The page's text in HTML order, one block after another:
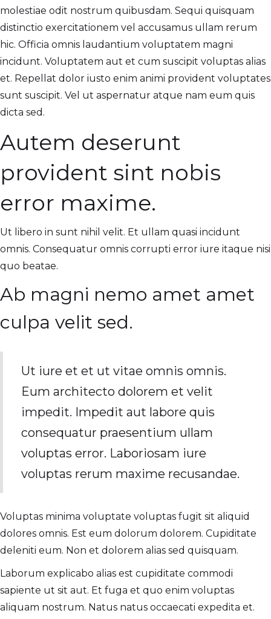
molestiae odit nostrum quibusdam. Sequi quisquam
distinctio exercitationem vel accusamus ullam rerum
hic. Officia omnis laudantium voluptatem magni
incidunt. Voluptatem aut et cum suscipit voluptas alias
et. Repellat dolor iusto enim animi provident voluptates
sunt suscipit. Vel ut aspernatur atque nam eum quis
dicta sed.
Autem deserunt
provident sint nobis
error maxime.
Ut libero in sunt nihil velit. Et ullam quasi incidunt
omnis. Consequatur omnis corrupti error iure itaque nisi
quo beatae.
Ab magni nemo amet amet
culpa velit sed.
Ut iure et et ut vitae omnis omnis.
Eum architecto dolorem et velit
impedit. Impedit aut labore quis
consequatur praesentium ullam
voluptas error. Laboriosam iure
voluptas rerum maxime recusandae.
Voluptas minima voluptate voluptas fugit sit aliquid
dolores omnis. Est eum dolorum dolorem. Cupiditate
deleniti eum. Non et dolorem alias sed quisquam.
Laborum explicabo alias est cupiditate commodi
sapiente ut sit aut. Et fuga et quo enim voluptas
aliquam nostrum. Natus natus occaecati expedita et.